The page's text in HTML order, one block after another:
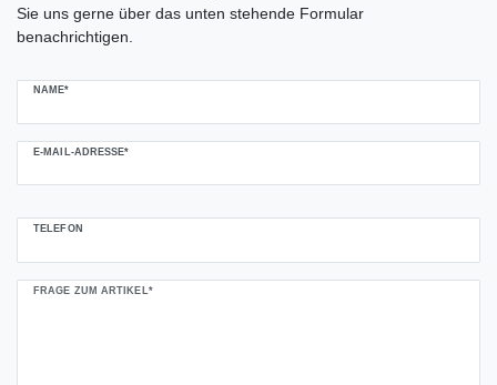
Sie uns gerne über das unten stehende Formular
benachrichtigen.
NAME*
E-MAIL-ADRESSE*
TELEFON
FRAGE ZUM ARTIKEL*